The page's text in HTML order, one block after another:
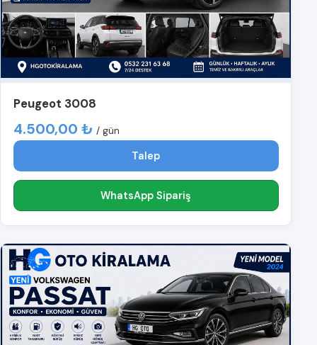
Peugeot 3008
4.500,00 ₺ / gün
Talep
WhatsApp Sipariş